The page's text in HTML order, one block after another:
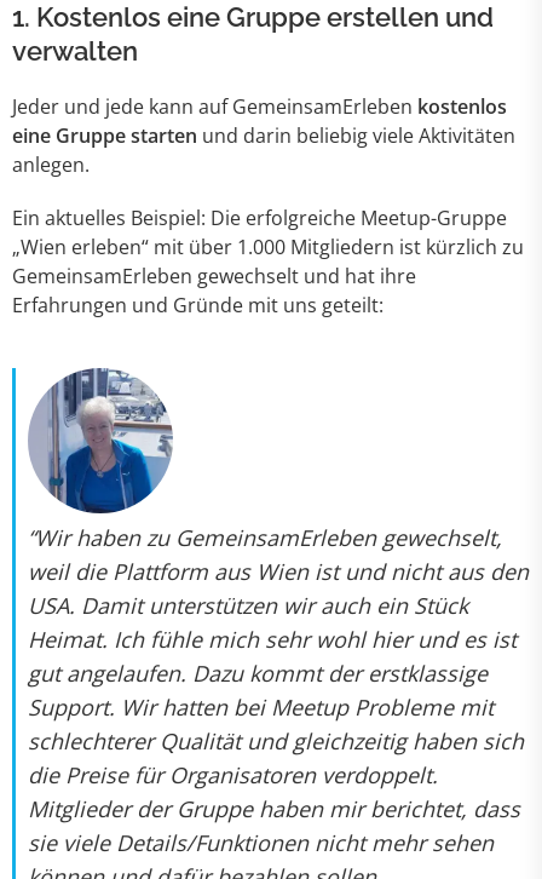
1. Kostenlos eine Gruppe erstellen und
verwalten
Jeder und jede kann auf GemeinsamErleben kostenlos
eine Gruppe starten und darin beliebig viele Aktivitäten
anlegen.
Ein aktuelles Beispiel: Die erfolgreiche Meetup-Gruppe
„Wien erleben“ mit über 1.000 Mitgliedern ist kürzlich zu
GemeinsamErleben gewechselt und hat ihre
Erfahrungen und Gründe mit uns geteilt:
“Wir haben zu GemeinsamErleben gewechselt,
weil die Plattform aus Wien ist und nicht aus den
USA. Damit unterstützen wir auch ein Stück
Heimat. Ich fühle mich sehr wohl hier und es ist
gut angelaufen. Dazu kommt der erstklassige
Support. Wir hatten bei Meetup Probleme mit
schlechterer Qualität und gleichzeitig haben sich
die Preise für Organisatoren verdoppelt.
Mitglieder der Gruppe haben mir berichtet, dass
sie viele Details/Funktionen nicht mehr sehen